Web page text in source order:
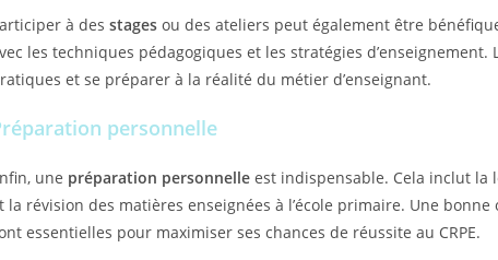
à des stages ou des ateliers peut également être
les techniques pédagogiques et les stratégies
et se préparer à la réalité du métier d’enseignant.
personnelle
une préparation personnelle est indispensable. Cela inclut la
la révision des matières enseignées à l’école primaire. Une
essentielles pour maximiser ses chances de réussite au CRPE.